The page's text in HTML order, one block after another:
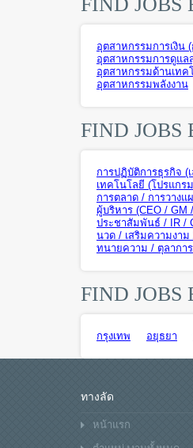
อุตสาหกรรมการเงิน
อุตสาหกรรมการดูแ
อุตสาหกรรมด้านเท
อุตสาหกรรมพลังงาน
FIND JOBS
การปฏิบัติการธุรกิจ (
เทคโนโลยี (โปรแก
การตลาด / การวาง
ผู้บริหาร (CEO / GM
ประชาสัมพันธ์ / IR /
นวด / เสริมความงาม
ทนายความ / ตุลาการ
FIND JOBS
กรุงเทพ อยุธยา
ทางลัด
หน้าแรก